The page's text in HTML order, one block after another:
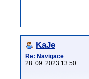
KaJe
Re: Navigace
28. 09. 2023 13:50